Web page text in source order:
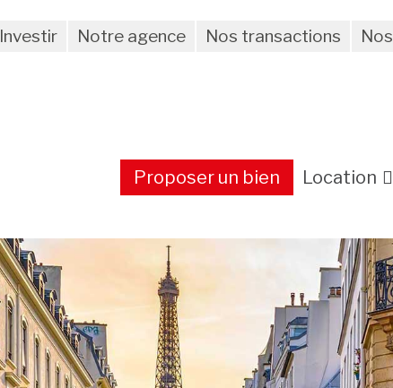
Investir Notre agence Nos transactions
Proposer un bien Location